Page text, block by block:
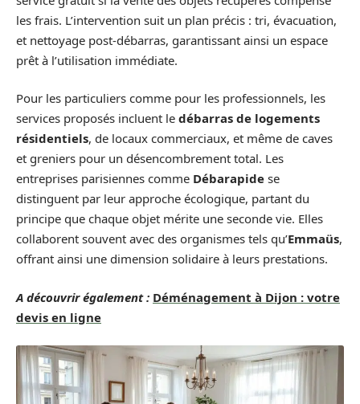
les frais. L’intervention suit un plan précis : tri, évacuation,
et nettoyage post-débarras, garantissant ainsi un espace
prêt à l’utilisation immédiate.
Pour les particuliers comme pour les professionnels, les
services proposés incluent le débarras de logements
résidentiels, de locaux commerciaux, et même de caves
et greniers pour un désencombrement total. Les
entreprises parisiennes comme Débarapide se
distinguent par leur approche écologique, partant du
principe que chaque objet mérite une seconde vie. Elles
collaborent souvent avec des organismes tels qu’Emmaüs,
offrant ainsi une dimension solidaire à leurs prestations.
A découvrir également : Déménagement à Dijon : votre
devis en ligne